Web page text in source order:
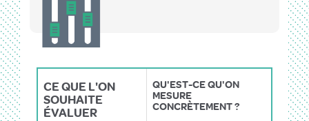
CE QUE L'ON
SOUHAITE
ÉVALUER
QU'EST-CE QU'ON
MESURE
CONCRÈTEMENT ?